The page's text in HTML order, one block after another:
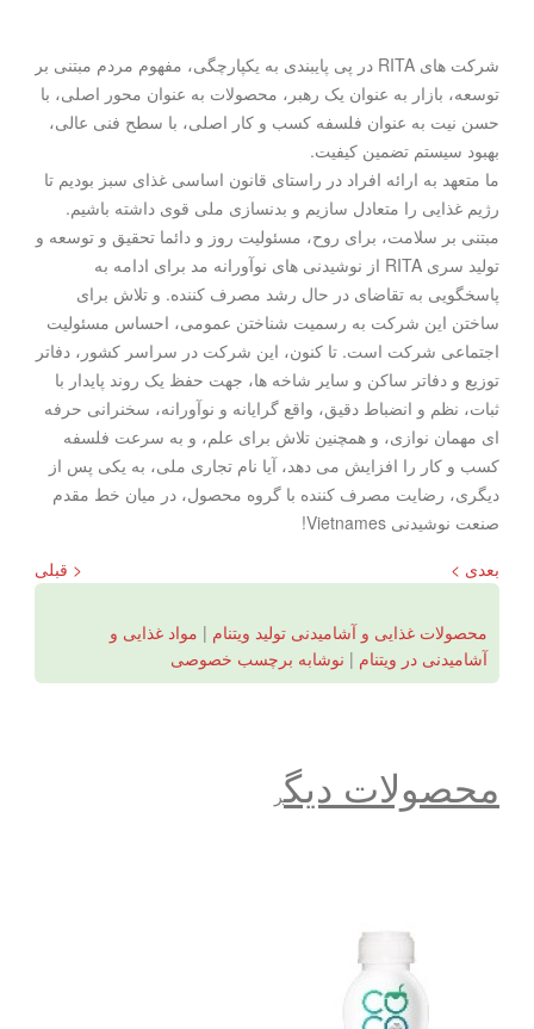
شرکت های RITA در پی پایبندی به یکپارچگی، مفهوم مردم مبتنی بر
توسعه، بازار به عنوان یک رهبر، محصولات به عنوان محور اصلی، با
حسن نیت به عنوان فلسفه کسب و کار اصلی، با سطح فنی عالی،
بهبود سیستم تضمین کیفیت.
ما متعهد به ارائه افراد در راستای قانون اساسی غذای سبز بودیم تا
رژیم غذایی را متعادل سازیم و بدنسازی ملی قوی داشته باشیم.
مبتنی بر سلامت، برای روح، مسئولیت روز و دائما تحقیق و توسعه و
تولید سری RITA از نوشیدنی های نوآورانه مد برای ادامه به
پاسخگویی به تقاضای در حال رشد مصرف کننده. و تلاش برای
ساختن این شرکت به رسمیت شناختن عمومی، احساس مسئولیت
اجتماعی شرکت است. تا کنون، این شرکت در سراسر کشور، دفاتر
توزیع و دفاتر ساکن و سایر شاخه ها، جهت حفظ یک روند پایدار با
ثبات، نظم و انضباط دقیق، واقع گرایانه و نوآورانه، سخنرانی حرفه
ای مهمان نوازی، و همچنین تلاش برای علم، و به سرعت فلسفه
کسب و کار را افزایش می دهد، آیا نام تجاری ملی، به یکی پس از
دیگری، رضایت مصرف کننده با گروه محصول، در میان خط مقدم
صنعت نوشیدنی Vietnames!
< قبلی
بعدی >
محصولات غذایی و آشامیدنی تولید ویتنام | مواد غذایی و
آشامیدنی در ویتنام | نوشابه برچسب خصوصی
محصولات دیگر